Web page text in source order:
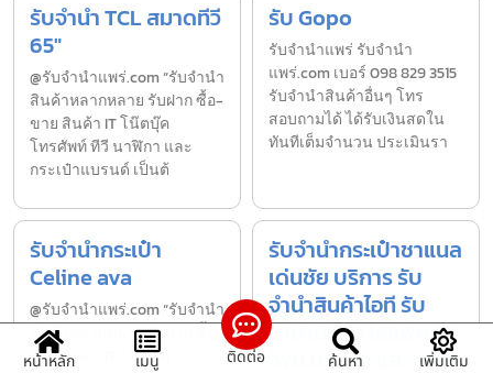
รับจำนำ TCL สมาดทีวี
65″
@รับจำนำแพร่.com “รับจำนำ
สินค้าหลากหลาย รับฝาก ซื้อ-
ขาย สินค้า IT โน๊ตบุ๊ค
โทรศัพท์ ทีวี นาฬิกา และ
กระเป๋าแบรนด์ เป็นต้
รับ Gopo
รับจํานำแพร่ รับจํานํา
แพร่.com เบอร์ 098 829 3515
รับจำนำสินค้าอื่นๆ โทร
สอบถามได้ ได้รับเงินสดใน
ทันทีเต็มจำนวน ประเมินรา
รับจำนำกระเป๋า
Celine ava
@รับจำนำแพร่.com “รับจำนำ
สินค้าหลากหลาย รับฝาก ซื้อ-
ขาย สินค้า IT โน๊ตบุ๊ค
รับจำนำกระเป๋าชาแนล
เด่นชัย บริการ รับ
จำนำสินค้าไอที รับ
จำนำมือถือ ไอแพค ไอ
โฟน นาฬิกา และ ของ
หน้าหลัก เมนู ติดต่อ ค้นหา เพิ่มเติม